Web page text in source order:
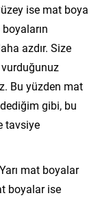
ise mat boya
azdır. Size
Bu yüzden mat
gibi, bu
tavsiye
mat boyalar
boyalar ise